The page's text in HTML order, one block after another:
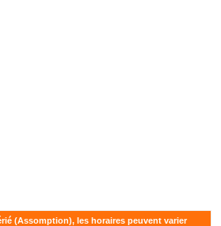
(Assomption), les horaires peuvent varier